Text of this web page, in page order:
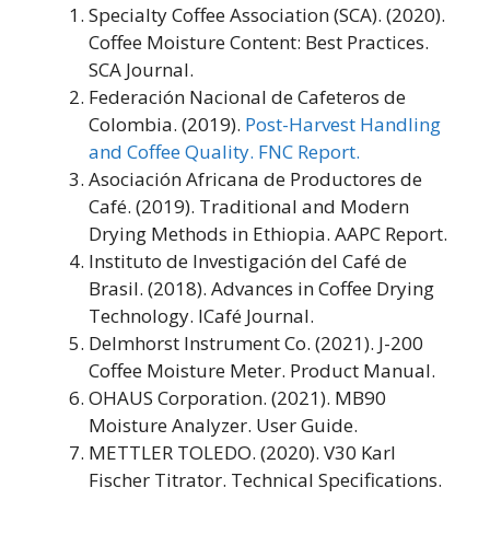
Specialty Coffee Association (SCA). (2020).
Coffee Moisture Content: Best Practices.
SCA Journal.
Federación Nacional de Cafeteros de
Colombia. (2019). Post-Harvest Handling
and Coffee Quality. FNC Report.
Asociación Africana de Productores de
Café. (2019). Traditional and Modern
Drying Methods in Ethiopia. AAPC Report.
Instituto de Investigación del Café de
Brasil. (2018). Advances in Coffee Drying
Technology. ICafé Journal.
Delmhorst Instrument Co. (2021). J-200
Coffee Moisture Meter. Product Manual.
OHAUS Corporation. (2021). MB90
Moisture Analyzer. User Guide.
METTLER TOLEDO. (2020). V30 Karl
Fischer Titrator. Technical Specifications.